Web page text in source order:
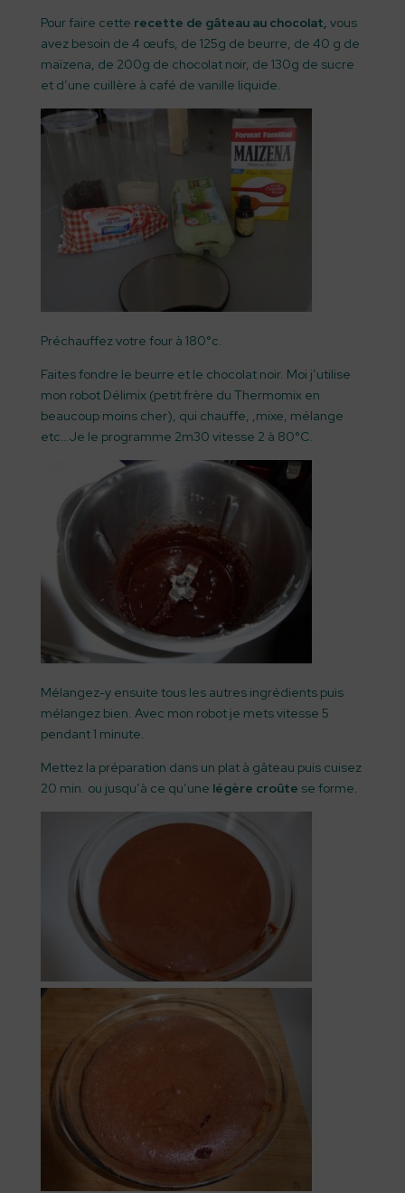
Pour faire cette recette de gâteau au chocolat, vous
avez besoin de 4 œufs, de 125g de beurre, de 40 g de
maïzena, de 200g de chocolat noir, de 130g de sucre
et d’une cuillère à café de vanille liquide.
Préchauffez votre four à 180°c.
Faites fondre le beurre et le chocolat noir. Moi j’utilise
mon robot Délimix (petit frère du Thermomix en
beaucoup moins cher), qui chauffe, ,mixe, mélange
etc…Je le programme 2m30 vitesse 2 à 80°C.
Mélangez-y ensuite tous les autres ingrédients puis
mélangez bien. Avec mon robot je mets vitesse 5
pendant 1 minute.
Mettez la préparation dans un plat à gâteau puis cuisez
20 min. ou jusqu’à ce qu’une légère croûte se forme.